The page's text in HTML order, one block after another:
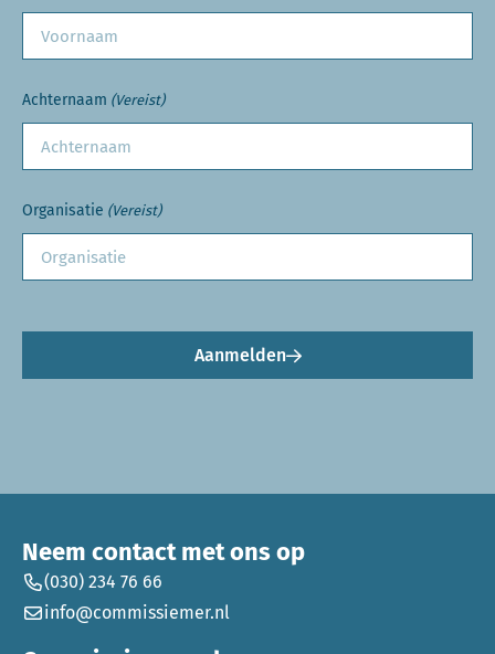
Achternaam (Vereist)
Organisatie (Vereist)
Aanmelden
Neem contact met ons op
(030) 234 76 66
info@commissiemer.nl